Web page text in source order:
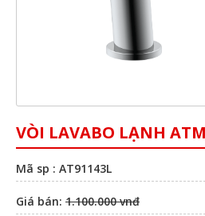
VÒI LAVABO LẠNH
Mã sp : AT91143L
Giá bán: 1.100.000 vnđ